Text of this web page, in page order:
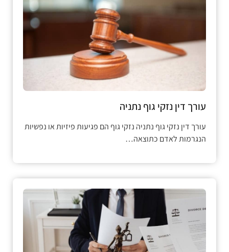
עורך דין נזקי גוף נתניה
עורך דין נזקי גוף נתניה נזקי גוף הם פגיעות פיזיות או נפשיות
הנגרמות לאדם כתוצאה…